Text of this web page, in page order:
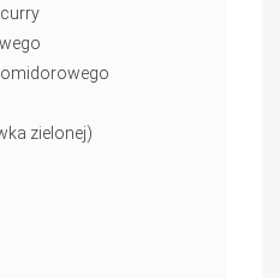
curry
zielonej)